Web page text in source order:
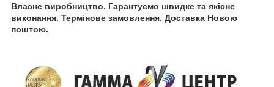
Власне виробництво. Гарантуємо швидке та якісне
виконання. Термінове замовлення. Доставка Новою
поштою.